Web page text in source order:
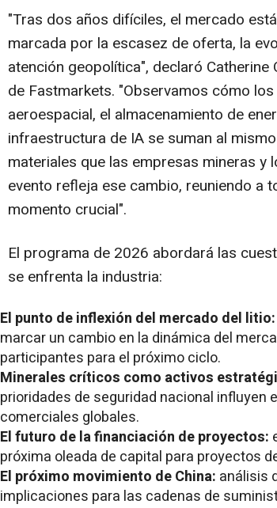
"Tras dos años difíciles, el mercado
marcada por la escasez de oferta, la
atención geopolítica", declaró
de Fastmarkets. "Observamos cómo
aeroespacial, el almacenamiento de
infraestructura de IA se suman al
materiales que las empresas mineras
evento refleja ese cambio, reuniendo a
momento crucial".
El programa de 2026 abordará las
se enfrenta la industria:
El punto de inflexión del mercado del litio:
marcar un cambio en la dinámica del
participantes para el próximo ciclo.
Minerales críticos como activos
prioridades de seguridad nacional influyen
comerciales globales.
El futuro de la financiación de proyectos:
próxima oleada de capital para proyectos
El próximo movimiento de China: análisis
implicaciones para las cadenas de